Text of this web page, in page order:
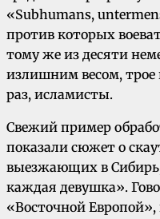
«Subhumans,
против которых
тому же из десяти
излишним весом, трое
раз, исламисты.
Свежий пример
показали сюжет о
выезжающих в Сибирь,
каждая девушка».
«Восточной